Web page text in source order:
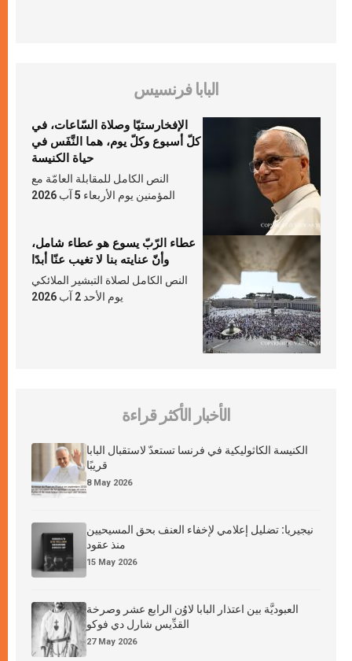
البابا فرنسيس
الإفخارستيّا وصلاة السّاعات، في
كلّ أسبوع وكلّ يوم، هما النَّفَس في
حياة الكنيسة
النص الكامل للمقابلة العامّة مع
المؤمنين يوم الأربعاء 5 آب 2026
عطاء الرّبّ يسوع هو عطاء شامل،
وأنّ عنايته بنا لا تغيب عنّا أبدًا
النص الكامل لصلاة التبشير الملائكي
يوم الأحد 2 آب 2026
الأخبار الأكثر قراءة
الكنيسة الكاثوليكية في فرنسا تستعدّ لاستقبال البابا
قريبًا
8 May 2026
نيجيريا: تضليل إعلامي لإخفاء العنف بحق المسيحيين
منذ عقود
15 May 2026
العبوديَّة بين اعتذار البابا لاوُن الرابع عشر وصرخة
القدِّيس شارل دي فوكو
27 May 2026